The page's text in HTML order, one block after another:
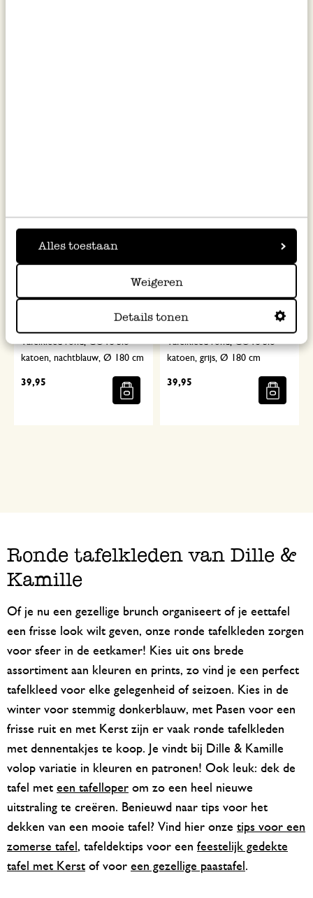
Alles toestaan
Weigeren
Details tonen
Tafelkleed rond, GOTS bio-
katoen, nachtblauw, Ø 180 cm
39,95
Tafelkleed rond, GOTS bio-
katoen, grijs, Ø 180 cm
39,95
Ronde tafelkleden van Dille &
Kamille
Of je nu een gezellige brunch organiseert of je eettafel
een frisse look wilt geven, onze ronde tafelkleden zorgen
voor sfeer in de eetkamer! Kies uit ons brede
assortiment aan kleuren en prints, zo vind je een perfect
tafelkleed voor elke gelegenheid of seizoen. Kies in de
winter voor stemmig donkerblauw, met Pasen voor een
frisse ruit en met Kerst zijn er vaak ronde tafelkleden
met dennentakjes te koop. Je vindt bij Dille & Kamille
volop variatie in kleuren en patronen! Ook leuk: dek de
tafel met een tafelloper om zo een heel nieuwe
uitstraling te creëren. Benieuwd naar tips voor het
dekken van een mooie tafel? Vind hier onze tips voor een
zomerse tafel , tafeldektips voor een feestelijk gedekte
tafel met Kerst of voor een gezellige paastafel .